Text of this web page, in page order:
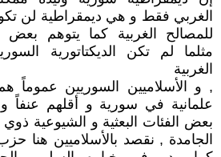
الغربي فقط و هي ديمقراطية لن
للمصالح الغربية كما يتوهم بعض
مثلما لم تكن الديكتاتورية
الغربية
, و الأسلاميين السوريين عموماً
علمانية في سورية و أقلهم عنفاً
بعض الفئات البعثية و الشيوعية ذوي
الجامدة , نقصد بالأسلاميين هنا